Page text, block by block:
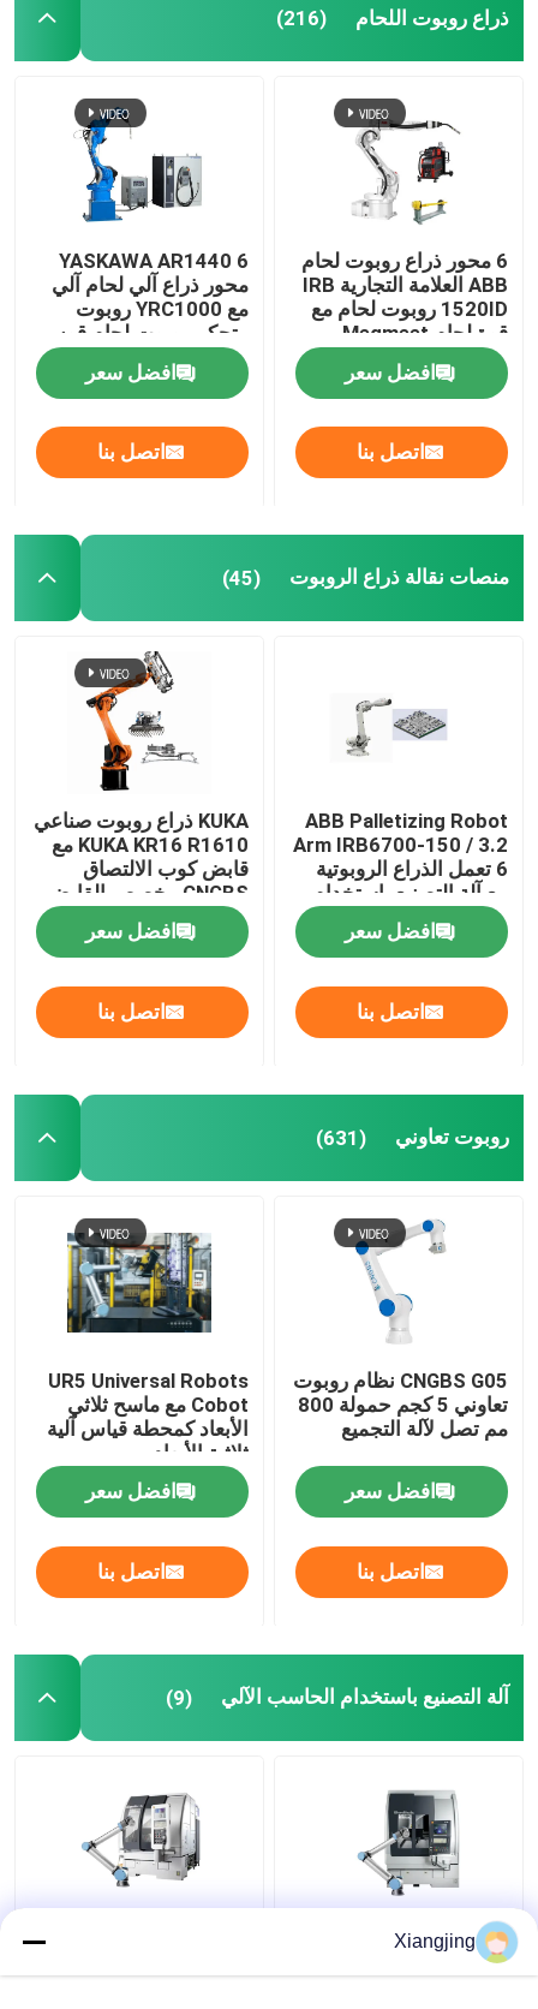
المنتجات
فيديوهات
معلومات عنا
جولة في المعمل
رقابة جودة
اطلب اقتباس
ذراع روبوت صناعي
ذراع روبوت اللحام
روبوت تعاوني
آلة التصنيع باستخدام الحاسب الآلي
الروبوت الخطي المسار
روبوت Positioner
قابض ذراع الروبوت
اختر مكان الروبوت
طلاء ذراع الروبوت
روبوت تلميع
ذراع روبوت اللحام (216)
6 محور ذراع روبوت لحام
ABB العلامة التجارية IRB
1520ID روبوت لحام مع
قوة لحام Megmeet
ومحدد
افضل سعر
اتصل بنا
YASKAWA AR1440 6
محور ذراع آلي لحام آلي
مع YRC1000 روبوت
متحكم روبوت لحام قوس
افضل سعر
اتصل بنا
منصات نقالة ذراع الروبوت (45)
ABB Palletizing Robot
Arm IRB6700-150 / 3.2
6 تعمل الذراع الروبوتية
مع آلة التصنيع باستخدام
الحاسب الآلي
افضل سعر
اتصل بنا
KUKA ذراع روبوت صناعي
KUKA KR16 R1610 مع
قابض كوب الالتصاق
CNGBS مخصص القابض
من أجل منصات نقالة
افضل سعر
اتصل بنا
روبوت تعاوني (631)
CNGBS G05 نظام روبوت
تعاوني 5 كجم حمولة 800
مم تصل لآلة التجميع
افضل سعر
اتصل بنا
UR5 Universal Robots
Cobot مع ماسح ثلاثي
الأبعاد كمحطة قياس آلية
ثلاثية الأبعاد
افضل سعر
اتصل بنا
آلة التصنيع باستخدام الحاسب الآلي (9)
Xiangjing